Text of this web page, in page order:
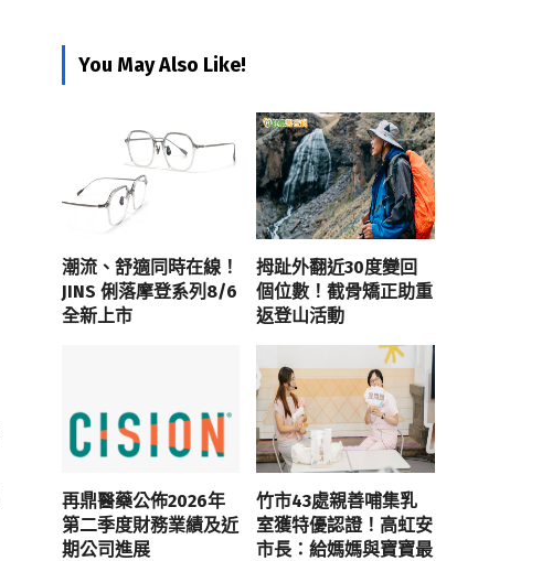
You May Also Like!
潮流、舒適同時在線！
JINS 俐落摩登系列8/6
全新上市
拇趾外翻近30度變回
個位數！截骨矯正助重
返登山活動
再鼎醫藥公佈2026年
第二季度財務業績及近
期公司進展
竹市43處親善哺集乳
室獲特優認證！高虹安
市長：給媽媽與寶寶最